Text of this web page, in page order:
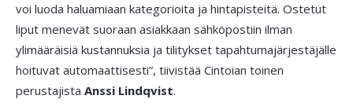
voi luoda haluamiaan kategorioita ja hintapisteitä. Ostetut
liput menevät suoraan asiakkaan sähköpostiin ilman
ylimääräisiä kustannuksia ja tilitykset tapahtumajärjestäjälle
hoituvat automaattisesti”, tiivistää Cintoian toinen
perustajista Anssi Lindqvist.